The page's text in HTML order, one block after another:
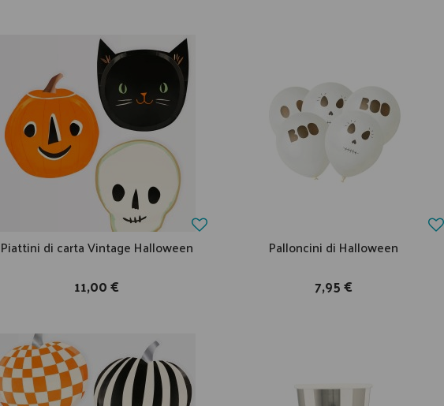
Piattini di carta Vintage Halloween
11,00 €
Palloncini di Halloween
7,95 €